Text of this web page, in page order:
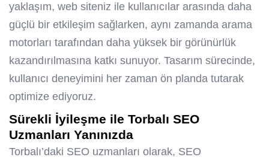
yaklaşım, web siteniz ile kullanıcılar arasında daha
güçlü bir etkileşim sağlarken, aynı zamanda arama
motorları tarafından daha yüksek bir görünürlük
kazandırılmasına katkı sunuyor. Tasarım sürecinde,
kullanıcı deneyimini her zaman ön planda tutarak
optimize ediyoruz.
Sürekli İyileşme ile Torbalı SEO
Uzmanları Yanınızda
Torbalı’daki SEO uzmanları olarak, SEO